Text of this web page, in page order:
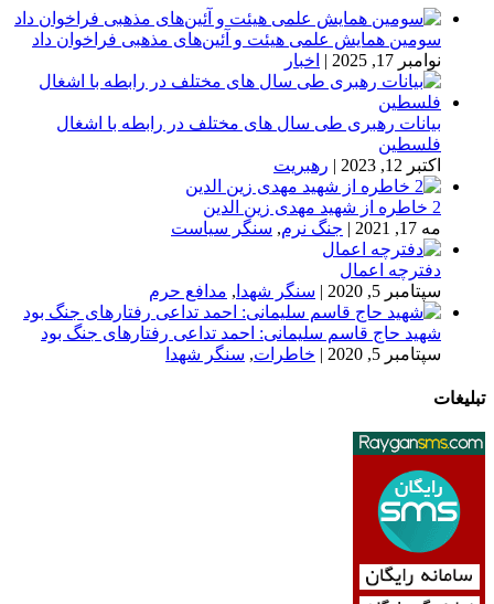
سومین همایش علمی هیئت و آئین‌های مذهبی فراخوان داد
نوامبر 17, 2025
| اخبار
بیانات رهبری طی سال های مختلف در رابطه با اشغال
فلسطین
اکتبر 12, 2023
| رهبریت
2 خاطره از شهید مهدی زین الدین
مه 17, 2021
| جنگ نرم, سنگر سیاست
دفترچه اعمال
سپتامبر 5, 2020
| سنگر شهدا , مدافع حرم
شهید حاج قاسم سلیمانی: احمد تداعی رفتارهای جنگ بود
سپتامبر 5, 2020
| خاطرات, سنگر شهدا
تبلیغات